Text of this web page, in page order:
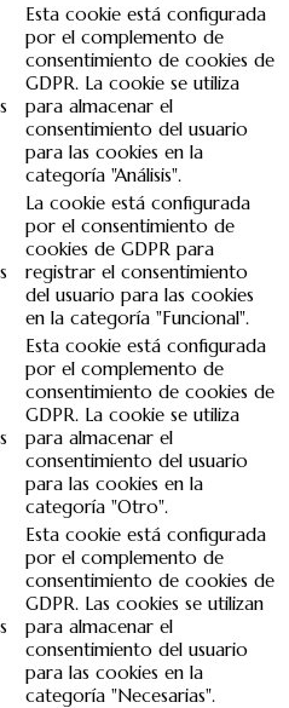
Esta cookie está configurada
por el complemento de
consentimiento de cookies de
GDPR. La cookie se utiliza
para almacenar el
consentimiento del usuario
para las cookies en la
categoría "Análisis".
La cookie está configurada
por el consentimiento de
cookies de GDPR para
registrar el consentimiento
del usuario para las cookies
en la categoría "Funcional".
Esta cookie está configurada
por el complemento de
consentimiento de cookies de
GDPR. La cookie se utiliza
para almacenar el
consentimiento del usuario
para las cookies en la
categoría "Otro".
Esta cookie está configurada
por el complemento de
consentimiento de cookies de
GDPR. Las cookies se utilizan
para almacenar el
consentimiento del usuario
para las cookies en la
categoría "Necesarias".